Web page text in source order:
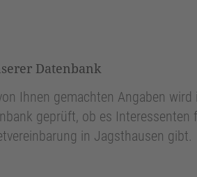
Datenbank
Ihnen gemachten Angaben wird
geprüft, ob es Interessenten
in Jagsthausen gibt.